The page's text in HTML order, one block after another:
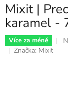
Mixit |
karamel -
Více za méně
Značka: Mixit